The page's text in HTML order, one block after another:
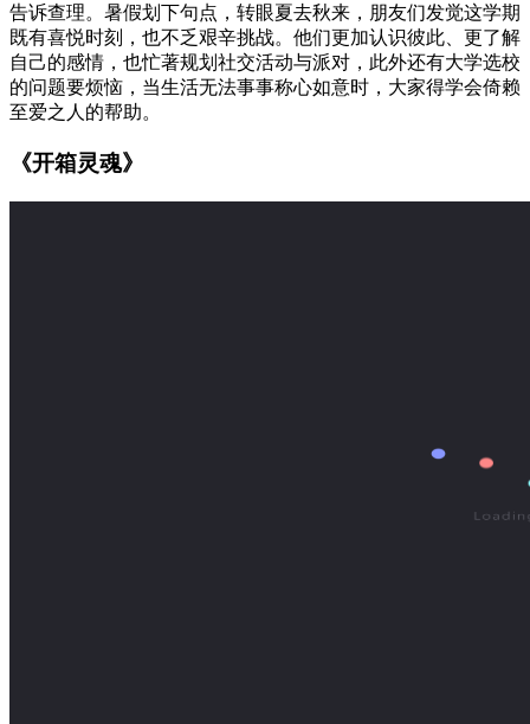
告诉查理。暑假划下句点，转眼夏去秋来，朋友们发觉这学期
既有喜悦时刻，也不乏艰辛挑战。他们更加认识彼此、更了解
自己的感情，也忙著规划社交活动与派对，此外还有大学选校
的问题要烦恼，当生活无法事事称心如意时，大家得学会倚赖
至爱之人的帮助。
《开箱灵魂》